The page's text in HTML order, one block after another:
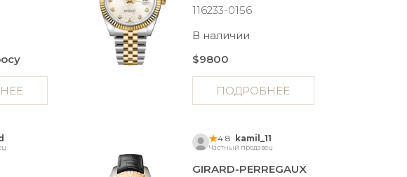
116233-0156
В наличии
$9800
ПОДРОБНЕЕ
4.8 kamil_11
Частный продавец
GIRARD-PERREGAUX